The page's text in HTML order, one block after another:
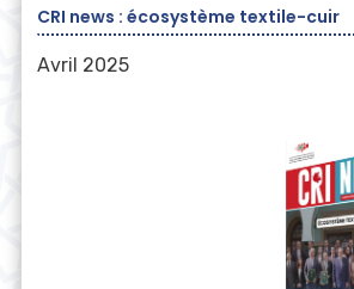
CRI news : écosystème textile-cuir
Avril 2025